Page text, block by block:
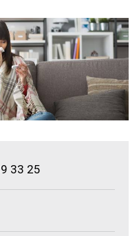
33 25